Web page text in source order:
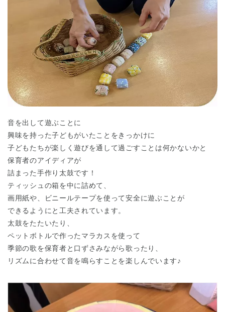
音を出して遊ぶことに
興味を持った子どもがいたことをきっかけに
子どもたちが楽しく遊びを通して過ごすことは何かないかと
保育者のアイディアが
詰まった手作り太鼓です！
ティッシュの箱を中に詰めて、
画用紙や、ビニールテープを使って安全に遊ぶことが
できるようにと工夫されています。
太鼓をたたいたり、
ペットボトルで作ったマラカスを使って
季節の歌を保育者と口ずさみながら歌ったり、
リズムに合わせて音を鳴らすことを楽しんでいます♪